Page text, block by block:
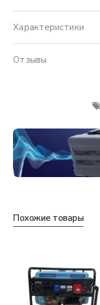
Характеристики
Отзывы
Похожие товары